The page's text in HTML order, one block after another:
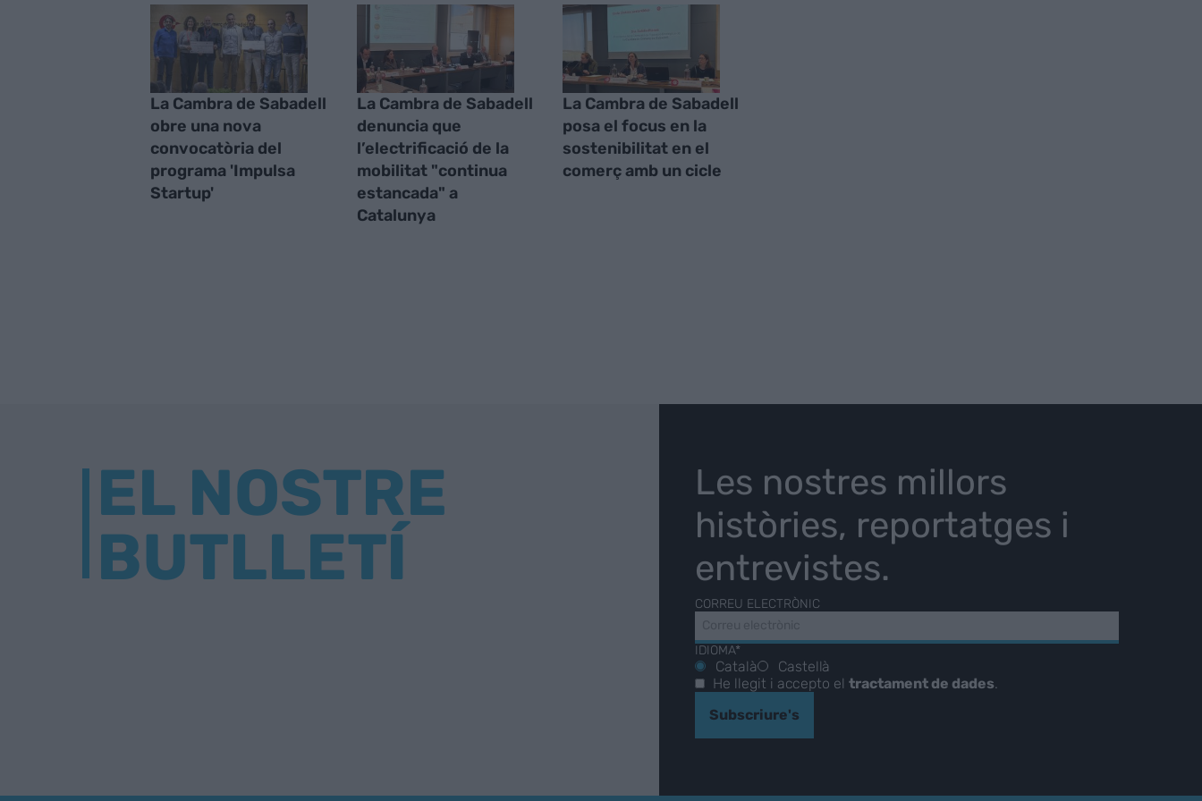
La Cambra de Sabadell
obre una nova
convocatòria del
programa 'Impulsa
Startup'
La Cambra de Sabadell
denuncia que
l’electrificació de la
mobilitat "continua
estancada" a
Catalunya
La Cambra de Sabadell
posa el focus en la
sostenibilitat en el
comerç amb un cicle
EL NOSTRE
BUTLLETÍ
Les nostres millors
històries, reportatges i
entrevistes.
CORREU ELECTRÒNIC
IDIOMA*
Català
Castellà
He llegit i accepto el tractament de dades.
Subscriure's